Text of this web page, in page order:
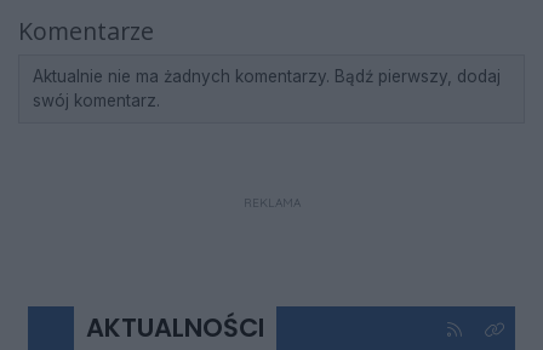
Komentarze
Aktualnie nie ma żadnych komentarzy. Bądź pierwszy, dodaj
swój komentarz.
REKLAMA
AKTUALNOŚCI Kliknij aby
Kliknij